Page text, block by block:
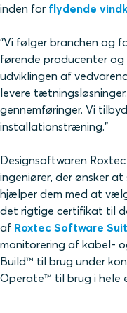
inden for flydende
"Vi følger branchen og
førende producenter
udviklingen af
levere
gennemføringer. Vi
installationstræning."
Designsoftwaren
ingeniører, der ønsker
hjælper dem med at
det rigtige certifikat til
af Roxtec Software
monitorering af kabel-
Build™ til brug under
Operate™ til brug i hele